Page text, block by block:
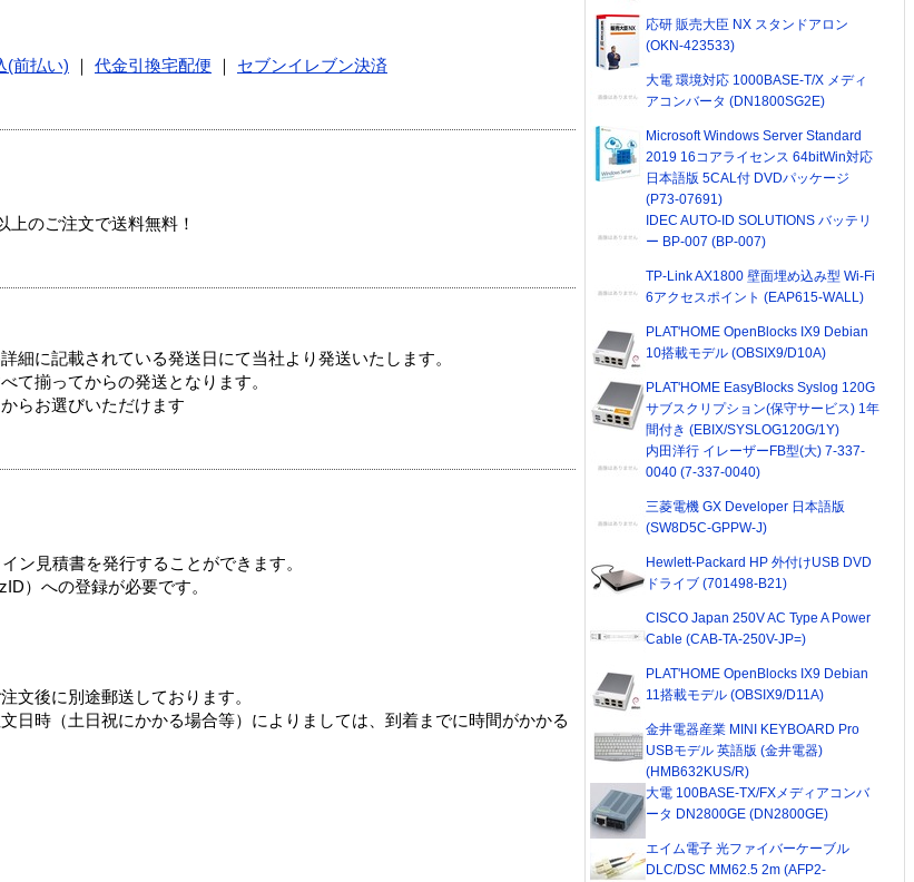
(前払い) 代金引換宅配便
セブンイレブン決済
のご注文で送料無料！
細に記載されている発送日にて当社より発送いたします。
て揃ってからの発送となります。
らお選びいただけます
ン見積書を発行することができます。
）への登録が必要です。
文後に別途郵送しております。
日時（土日祝にかかる場合等）によりましては、到着までに時間がかかる
応研 販売大臣 NX スタンドアロン
(OKN-423533)
大電 環境対応 1000BASE-T/X メディ
アコンバータ (DN1800SG2E)
Microsoft Windows Server Standard
2019 16コアライセンス 64bitWin対応
日本語版 5CAL付 DVDパッケージ
(P73-07691)
IDEC AUTO-ID SOLUTIONS バッテリ
ー BP-007 (BP-007)
TP-Link AX1800 壁面埋め込み型 Wi-Fi
6アクセスポイント (EAP615-WALL)
PLAT'HOME OpenBlocks IX9 Debian
10搭載モデル (OBSIX9/D10A)
PLAT'HOME EasyBlocks Syslog 120G
サブスクリプション(保守サービス) 1年
間付き (EBIX/SYSLOG120G/1Y)
内田洋行 イレーザーFB型(大) 7-337-
0040 (7-337-0040)
三菱電機 GX Developer 日本語版
(SW8D5C-GPPW-J)
Hewlett-Packard HP 外付けUSB DVD
ドライブ (701498-B21)
CISCO Japan 250V AC Type A Power
Cable (CAB-TA-250V-JP=)
PLAT'HOME OpenBlocks IX9 Debian
11搭載モデル (OBSIX9/D11A)
金井電器産業 MINI KEYBOARD Pro
USBモデル 英語版 (金井電器)
(HMB632KUS/R)
大電 100BASE-TX/FXメディアコンバ
ータ DN2800GE (DN2800GE)
エイム電子 光ファイバーケーブル
DLC/DSC MM62.5 2m (AFP2-